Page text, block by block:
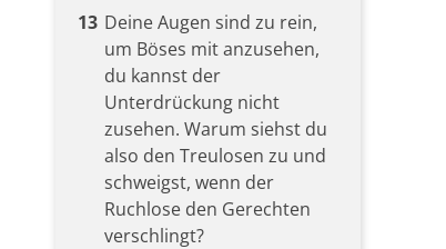
13 Deine Augen sind zu rein,
um Böses mit anzusehen,
du kannst der
Unterdrückung nicht
zusehen. Warum siehst du
also den Treulosen zu und
schweigst, wenn der
Ruchlose den Gerechten
verschlingt?